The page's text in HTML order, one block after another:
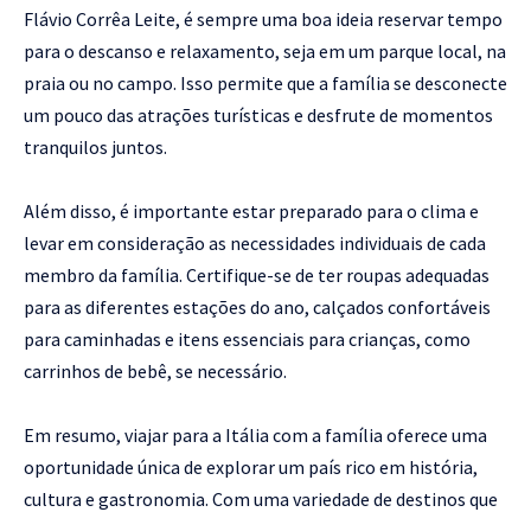
Flávio Corrêa Leite, é sempre uma boa ideia reservar tempo
para o descanso e relaxamento, seja em um parque local, na
praia ou no campo. Isso permite que a família se desconecte
um pouco das atrações turísticas e desfrute de momentos
tranquilos juntos.
Além disso, é importante estar preparado para o clima e
levar em consideração as necessidades individuais de cada
membro da família. Certifique-se de ter roupas adequadas
para as diferentes estações do ano, calçados confortáveis ​​
para caminhadas e itens essenciais para crianças, como
carrinhos de bebê, se necessário.
Em resumo, viajar para a Itália com a família oferece uma
oportunidade única de explorar um país rico em história,
cultura e gastronomia. Com uma variedade de destinos que